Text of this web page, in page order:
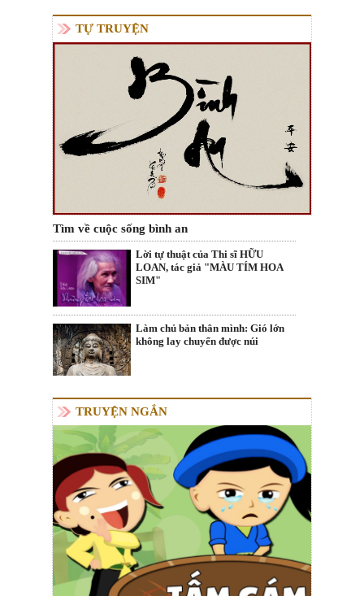
TỰ TRUYỆN
Tìm về cuộc sống bình an
Lời tự thuật của Thi sĩ HỮU
LOAN, tác giả "MÀU TÍM HOA
SIM"
Làm chủ bản thân mình: Gió lớn
không lay chuyển được núi
TRUYỆN NGẮN